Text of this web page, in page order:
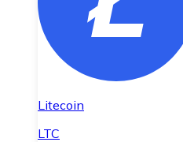
Litecoin
LTC